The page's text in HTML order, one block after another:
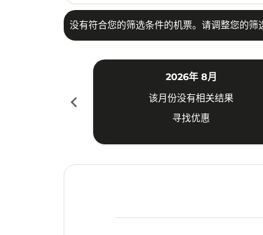
没有符合您的筛选条件的机票。请调整您的筛
chevron_left
2026年 8月
该月份没有相关结果
寻找优惠